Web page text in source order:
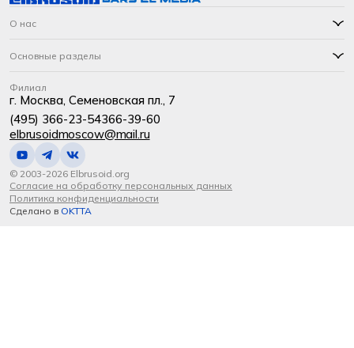
О нас
Основные разделы
Филиал
г. Москва, Семеновская пл., 7
(495) 366-23-54366-39-60
elbrusoidmoscow@mail.ru
© 2003-2026 Elbrusoid.org
Согласие на обработку персональных данных
Политика конфиденциальности
Сделано в OKTTA